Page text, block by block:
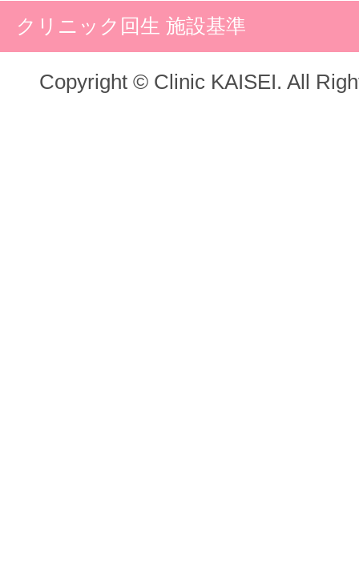
クリニック回生 施設基準
Copyright © Clinic KAISEI. All